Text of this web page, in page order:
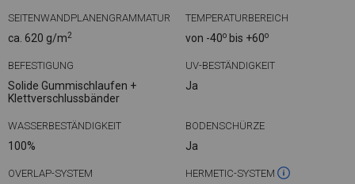
SEITENWANDPLANENGRAMMATUR
ca. 620 g/m2
TEMPERATURBEREICH
von -40o bis +60o
BEFESTIGUNG
Solide Gummischlaufen +
Klettverschlussbänder
UV-BESTÄNDIGKEIT
Ja
WASSERBESTÄNDIGKEIT
100%
BODENSCHÜRZE
Ja
OVERLAP-SYSTEM HERMETIC-SYSTEM